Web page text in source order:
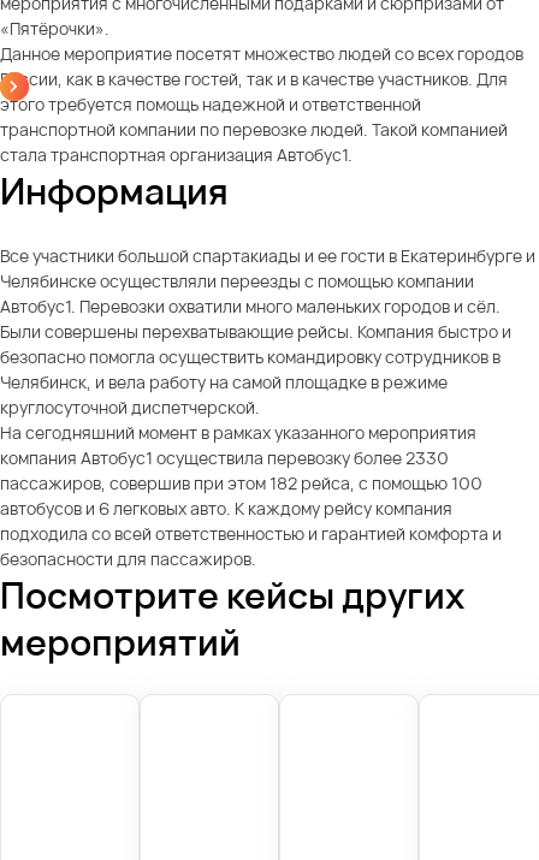
«Пятёрочки».
Данное мероприятие посетят множество людей со всех городов
России, как в качестве гостей, так и в качестве участников. Для
этого требуется помощь надежной и ответственной
транспортной компании по перевозке людей. Такой компанией
стала транспортная организация Автобус1.
Информация
Все участники большой спартакиады и ее гости в Екатеринбурге и
Челябинске осуществляли переезды с помощью компании
Автобус1. Перевозки охватили много маленьких городов и сёл.
Были совершены перехватывающие рейсы. Компания быстро и
безопасно помогла осуществить командировку сотрудников в
Челябинск, и вела работу на самой площадке в режиме
круглосуточной диспетчерской.
На сегодняшний момент в рамках указанного мероприятия
компания Автобус1 осуществила перевозку более 2330
пассажиров, совершив при этом 182 рейса, с помощью 100
автобусов и 6 легковых авто. К каждому рейсу компания
подходила со всей ответственностью и гарантией комфорта и
безопасности для пассажиров.
Посмотрите кейсы других
мероприятий